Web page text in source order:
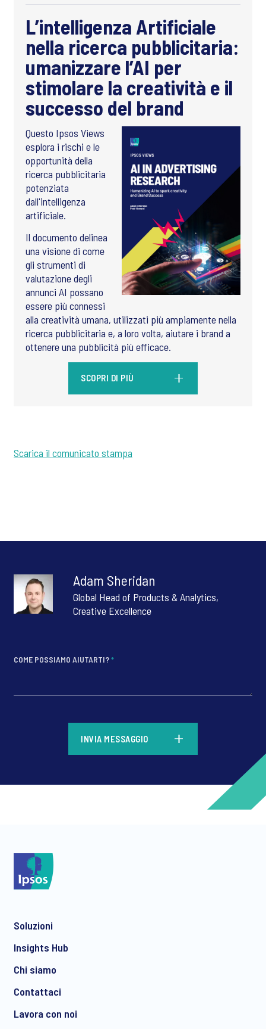
L’intelligenza Artificiale
nella ricerca pubblicitaria:
umanizzare l’AI per
stimolare la creatività e il
successo del brand
Questo Ipsos Views
esplora i rischi e le
opportunità della
ricerca pubblicitaria
potenziata
dall'intelligenza
artificiale.
Il documento delinea
una visione di come
gli strumenti di
valutazione degli
annunci AI possano
essere più connessi
alla creatività umana, utilizzati più ampiamente nella
ricerca pubblicitaria e, a loro volta, aiutare i brand a
ottenere una pubblicità più efficace.
SCOPRI DI PIÙ
Scarica il comunicato stampa
Adam Sheridan
Global Head of Products & Analytics,
Creative Excellence
COME POSSIAMO AIUTARTI?*
INVIA MESSAGGIO
Soluzioni
Insights Hub
Chi siamo
Contattaci
Lavora con noi